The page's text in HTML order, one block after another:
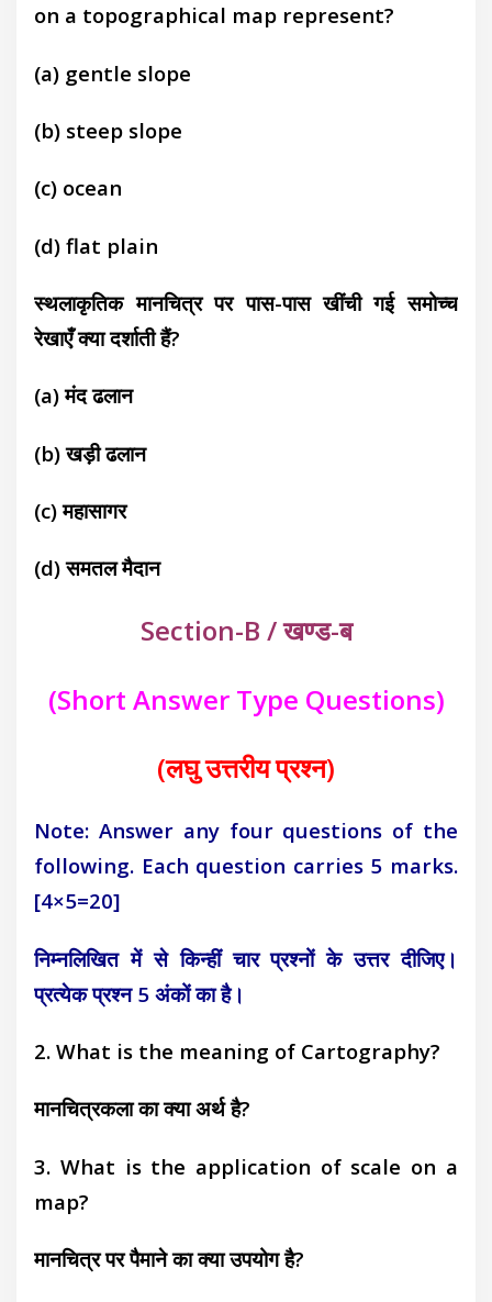
on a topographical map represent?
(a) gentle slopе
(b) steep slope
(c) ocean
(d) flat plain
स्थलाकृतिक मानचित्र पर पास-पास खींची गई समोच्च
रेखाएँ क्या दर्शाती हैं?
(a) मंद ढलान
(b) खड़ी ढलान
(c) महासागर
(d) समतल मैदान
Section-B / खण्ड-ब
(Short Answer Type Questions)
(लघु उत्तरीय प्रश्न)
Note: Answer any four questions of the
following. Each question carries 5 marks.
[4×5=20]
निम्नलिखित में से किन्हीं चार प्रश्नों के उत्तर दीजिए।
प्रत्येकप्रश्न 5 अंकों का है।
2. What is the meaning of Cartography?
मानचित्रकला का क्या अर्थ है?
3. What is the application of scale on a
map?
मानचित्र पर पैमाने का क्या उपयोग है?